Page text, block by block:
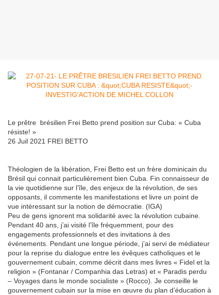
Le prêtre brésilien Frei Betto prend position sur Cuba: « Cuba
résiste! »
26 Juil 2021 FREI BETTO
Théologien de la libération, Frei Betto est un frère dominicain du
Brésil qui connait particulièrement bien Cuba. Fin connaisseur de
la vie quotidienne sur l’île, des enjeux de la révolution, de ses
opposants, il commente les manifestations et livre un point de
vue intéressant sur la notion de démocratie. (IGA)
Peu de gens ignorent ma solidarité avec la révolution cubaine.
Pendant 40 ans, j’ai visité l’île fréquemment, pour des
engagements professionnels et des invitations à des
événements. Pendant une longue période, j’ai servi de médiateur
pour la reprise du dialogue entre les évêques catholiques et le
gouvernement cubain, comme décrit dans mes livres « Fidel et la
religion » (Fontanar / Companhia das Letras) et « Paradis perdu
– Voyages dans le monde socialiste » (Rocco). Je conseille le
gouvernement cubain sur la mise en œuvre du plan d’éducation à